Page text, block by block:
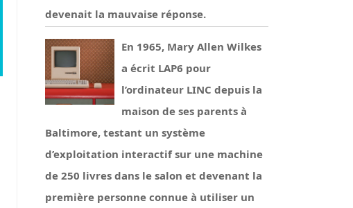
devenait la mauvaise réponse.
En 1965, Mary Allen Wilkes
a écrit LAP6 pour
l’ordinateur LINC depuis la
maison de ses parents à
Baltimore, testant un système
d’exploitation interactif sur une machine
de 250 livres dans le salon et devenant la
première personne connue à utiliser un